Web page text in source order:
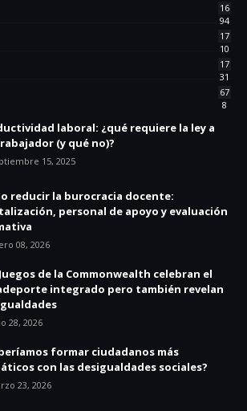
16
94
17
10
17
31
67
8
laboral: ¿qué requiere la ley a
(y qué no)?
15, 2025
reducir la burocracia docente:
personal de apoyo y evaluación
08, 2026
de la Commonwealth celebran el
integrado pero también revelan
28, 2026
formar ciudadanos más
con las desigualdades sociales?
23, 2026